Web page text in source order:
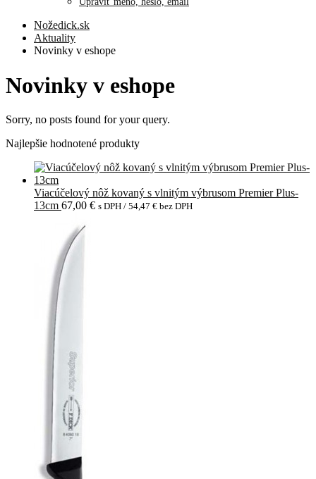
Nožedick.sk
Aktuality
Novinky v eshope
Novinky v eshope
Sorry, no posts found for your query.
Najlepšie hodnotené produkty
Viacúčelový nôž kovaný s vlnitým výbrusom Premier Plus-
13cm 67,00 € s DPH / 54,47 € bez DPH